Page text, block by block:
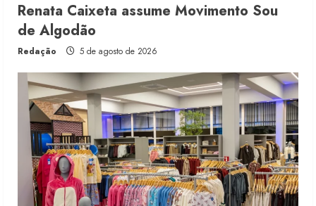
Renata Caixeta assume Movimento Sou
de Algodão
Redação 5 de agosto de 2026